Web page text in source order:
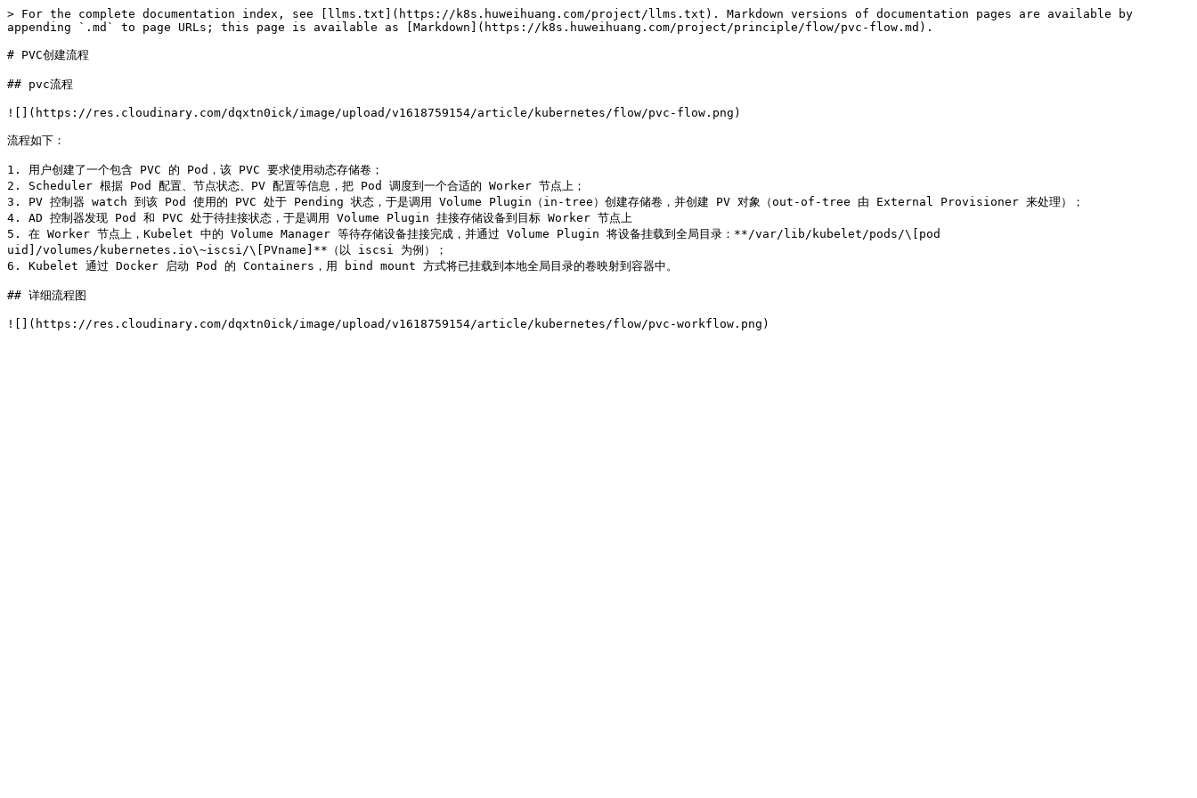
> For the complete documentation index, see [llms.txt](https://k8s.huweihuang.com/project/llms.txt). Markdown versions of documentation pages are available by
appending `.md` to page URLs; this page is available as [Markdown](https://k8s.huweihuang.com/project/principle/flow/pvc-flow.md).
# PVC创建流程
## pvc流程
![](https://res.cloudinary.com/dqxtn0ick/image/upload/v1618759154/article/kubernetes/flow/pvc-flow.png)
流程如下：
1. 用户创建了一个包含 PVC 的 Pod，该 PVC 要求使用动态存储卷；
2. Scheduler 根据 Pod 配置、节点状态、PV 配置等信息，把 Pod 调度到一个合适的 Worker 节点上；
3. PV 控制器 watch 到该 Pod 使用的 PVC 处于 Pending 状态，于是调用 Volume Plugin（in-tree）创建存储卷，并创建 PV 对象（out-of-tree 由 External Provisioner 来处理）；
4. AD 控制器发现 Pod 和 PVC 处于待挂接状态，于是调用 Volume Plugin 挂接存储设备到目标 Worker 节点上
5. 在 Worker 节点上，Kubelet 中的 Volume Manager 等待存储设备挂接完成，并通过 Volume Plugin 将设备挂载到全局目录：**/var/lib/kubelet/pods/\[pod
uid]/volumes/kubernetes.io\~iscsi/\[PVname]**（以 iscsi 为例）；
6. Kubelet 通过 Docker 启动 Pod 的 Containers，用 bind mount 方式将已挂载到本地全局目录的卷映射到容器中。
## 详细流程图